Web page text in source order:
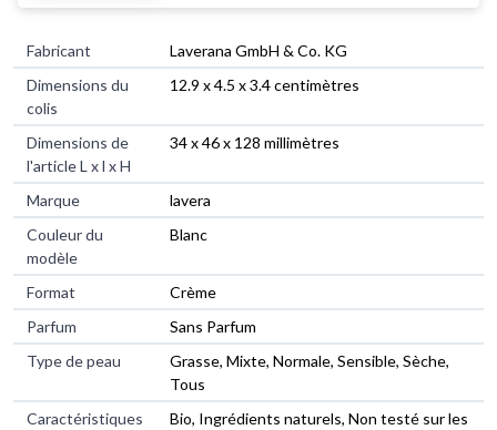
Fabricant
‎Laverana GmbH & Co. KG
Dimensions du
colis
‎12.9 x 4.5 x 3.4 centimètres
Dimensions de
l'article L x l x H
‎34 x 46 x 128 millimètres
Marque
‎lavera
Couleur du
modèle
‎Blanc
Format
‎Crème
Parfum
‎Sans Parfum
Type de peau
‎Grasse, Mixte, Normale, Sensible, Sèche,
Tous
Caractéristiques
‎Bio, Ingrédients naturels, Non testé sur les